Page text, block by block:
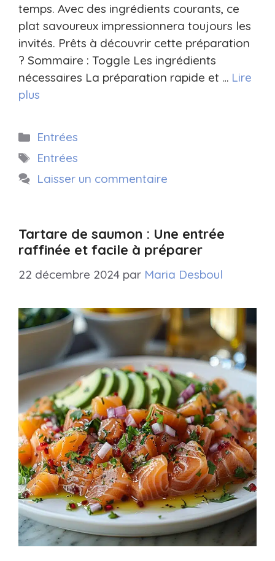
temps. Avec des ingrédients courants, ce
plat savoureux impressionnera toujours les
invités. Prêts à découvrir cette préparation
? Sommaire : Toggle Les ingrédients
nécessaires La préparation rapide et … Lire
plus
Catégories
Entrées
Étiquettes
Entrées
Laisser un commentaire
Tartare de saumon : Une entrée
raffinée et facile à préparer
22 décembre 2024 par Maria Desboul